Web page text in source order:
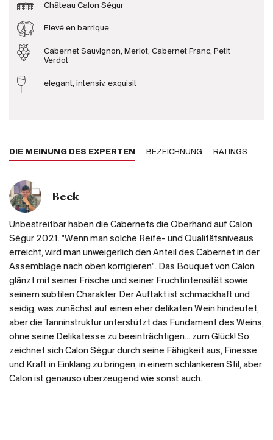
E-Katalog
AGB
Château Calon Ségur
Elevé en barrique
Cabernet Sauvignon, Merlot, Cabernet Franc, Petit
Verdot
elegant, intensiv, exquisit
DIE MEINUNG DES EXPERTEN BEZEICHNUNG RATINGS
Beck
Unbestreitbar haben die Cabernets die Oberhand auf Calon
Ségur 2021. "Wenn man solche Reife- und Qualitätsniveaus
erreicht, wird man unweigerlich den Anteil des Cabernet in der
Assemblage nach oben korrigieren". Das Bouquet von Calon
glänzt mit seiner Frische und seiner Fruchtintensität sowie
seinem subtilen Charakter. Der Auftakt ist schmackhaft und
seidig, was zunächst auf einen eher delikaten Wein hindeutet,
aber die Tanninstruktur unterstützt das Fundament des Weins,
ohne seine Delikatesse zu beeinträchtigen... zum Glück! So
zeichnet sich Calon Ségur durch seine Fähigkeit aus, Finesse
und Kraft in Einklang zu bringen, in einem schlankeren Stil, aber
Calon ist genauso überzeugend wie sonst auch.